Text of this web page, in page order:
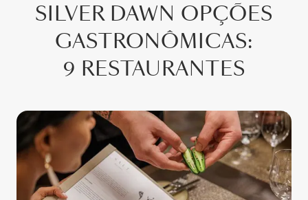
SILVER DAWN OPÇÕES
GASTRONÔMICAS:
9 RESTAURANTES